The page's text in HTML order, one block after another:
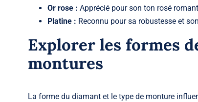
Or rose : Apprécié pour son ton rosé
Platine: Reconnu pour sa robustesse et
Explorer les formes
montures
La forme du diamant et le type de monture